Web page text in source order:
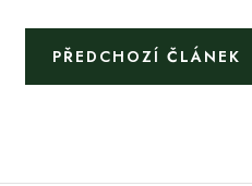
PŘEDCHOZÍ ČLÁNEK